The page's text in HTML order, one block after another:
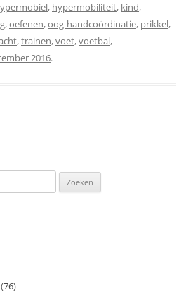
, hypermobiliteit, kind,
,oefenen,oog-handcoördinatie, prikkel,
,trainen,voet,voetbal,
2016.
(76)